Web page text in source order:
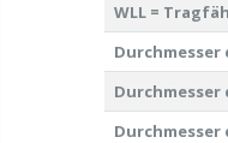
WLL =
Durchmesser
Durchmesser
Durchmesser